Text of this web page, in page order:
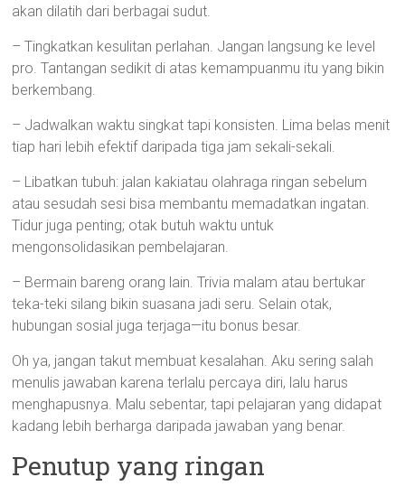
akan dilatih dari berbagai sudut.
– Tingkatkan kesulitan perlahan. Jangan langsung ke level
pro. Tantangan sedikit di atas kemampuanmu itu yang bikin
berkembang.
– Jadwalkan waktu singkat tapi konsisten. Lima belas menit
tiap hari lebih efektif daripada tiga jam sekali-sekali.
– Libatkan tubuh: jalan kakiatau olahraga ringan sebelum
atau sesudah sesi bisa membantu memadatkan ingatan.
Tidur juga penting; otak butuh waktu untuk
mengonsolidasikan pembelajaran.
– Bermain bareng orang lain. Trivia malam atau bertukar
teka-teki silang bikin suasana jadi seru. Selain otak,
hubungan sosial juga terjaga—itu bonus besar.
Oh ya, jangan takut membuat kesalahan. Aku sering salah
menulis jawaban karena terlalu percaya diri, lalu harus
menghapusnya. Malu sebentar, tapi pelajaran yang didapat
kadang lebih berharga daripada jawaban yang benar.
Penutup yang ringan